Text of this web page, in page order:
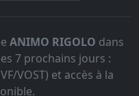
ANIMO RIGOLO dans
7 prochains jours :
VOST) et accès à la